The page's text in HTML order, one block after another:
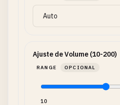
Ajuste de Volume (10-200)
RANGE OPCIONAL
10